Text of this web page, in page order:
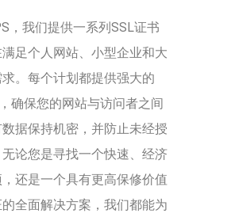
，我们提供一系列SSL证书
足个人网站、小型企业和大
。每个计划都提供强大的
确保您的网站与访问者之间
据保持机密，并防止未经授
论您是寻找一个快速、经济
还是一个具有更高保修价值
全面解决方案，我们都能为